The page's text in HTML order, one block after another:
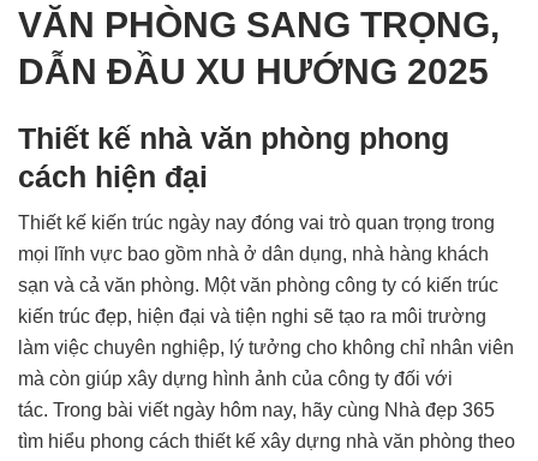
VĂN PHÒNG SANG TRỌNG,
DẪN ĐẦU XU HƯỚNG 2025
Thiết kế nhà văn phòng phong
cách hiện đại
Thiết kế kiến ​​trúc ngày nay đóng vai trò quan trọng trong
mọi lĩnh vực bao gồm nhà ở dân dụng, nhà hàng khách
sạn và cả văn phòng. Một văn phòng công ty có kiến ​​trúc
kiến ​​trúc đẹp, hiện đại và tiện nghi sẽ tạo ra môi trường
làm việc chuyên nghiệp, lý tưởng cho không chỉ nhân viên
mà còn giúp xây dựng hình ảnh của công ty đối với
tác. Trong bài viết ngày hôm nay, hãy cùng Nhà đẹp 365
tìm hiểu phong cách thiết kế xây dựng nhà văn phòng theo